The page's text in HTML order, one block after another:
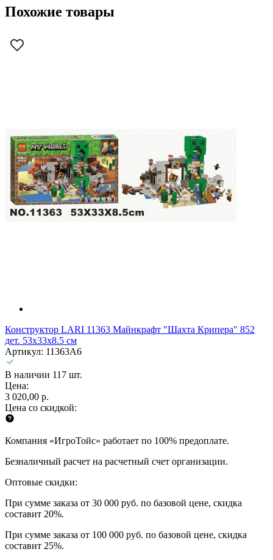
Похожие товары
Конструктор LARI 11363 Майнкрафт "Шахта Крипера" 852
дет. 53х33х8.5 см
Артикул: 11363A6
В наличии 117 шт.
Цена:
3 020,00 р.
Цена со скидкой:
Компания «ИгроТойс» работает по 100% предоплате.
Безналичный расчет на расчетный счет организации.
Оптовые скидки:
При сумме заказа от 30 000 руб. по базовой цене, скидка
составит 20%.
При сумме заказа от 100 000 руб. по базовой цене, скидка
составит 25%.